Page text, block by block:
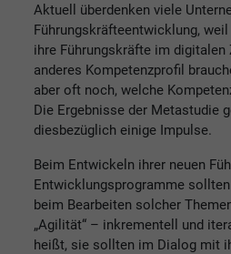
Aktuell überdenken viele
Führungskräfteentwicklung,
ihre Führungskräfte im
anderes Kompetenzprofil
aber oft noch, welche
Die Ergebnisse der Metastudie
diesbezüglich einige Impulse.
Beim Entwickeln ihrer neuen
Entwicklungsprogramme
beim Bearbeiten solcher
„Agilität“ – inkrementell und
heißt, sie sollten im Dialog mit